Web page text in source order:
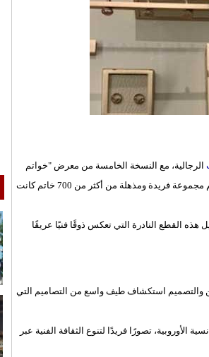
الرجالية، مع النسخة الخامسة من معرض "خواتم
الرجال"، الذي تنظمه مدرسة "ليكول الشرق الأوسط لفنون المجوهرات"، هذه الفعالية الاستثنائية تضم مجموعة فريدة ومذهلة من أكثر من 700 خاتم كانت
القطع النادرة التي تعكس ذوقًا فنيًا عريقًا
والتصميم استكشاف طيف واسع من التصاميم التي
تصورًا فريدًا لتنوع الثقافة الفنية عبر